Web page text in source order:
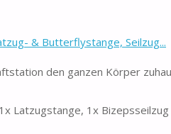
& Butterflystange, Seilzug...
den ganzen Körper
Latzugstange, 1x